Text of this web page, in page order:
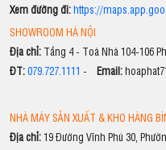
Xem đường đi:https://
SHOWROOM HÀ NỘI
Địa chỉ:Tầng 4 - Toà Nhà 104-106
ĐT:079.727.1111 - Email:
NHÀ MÁY SẢN XUẤT & KHO HÀNG
Địa chỉ:19 Đường Vĩnh Phú 30,